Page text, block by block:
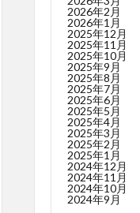
2026年2月
2026年1月
2025年12月
2025年11月
2025年10月
2025年9月
2025年8月
2025年7月
2025年6月
2025年5月
2025年4月
2025年3月
2025年2月
2025年1月
2024年12月
2024年11月
2024年10月
2024年9月